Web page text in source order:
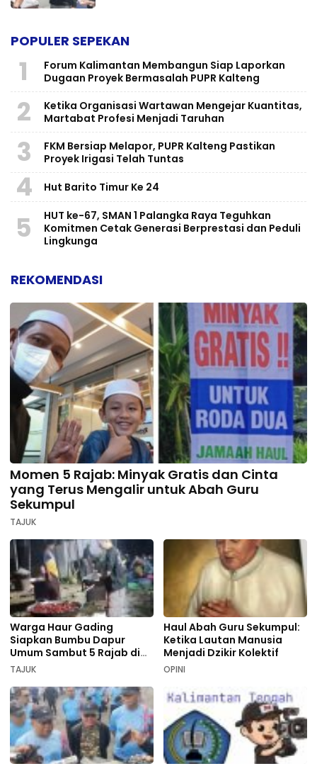
POPULER SEPEKAN
1
Forum Kalimantan Membangun Siap Laporkan
Dugaan Proyek Bermasalah PUPR Kalteng
2
Ketika Organisasi Wartawan Mengejar Kuantitas,
Martabat Profesi Menjadi Taruhan
3
FKM Bersiap Melapor, PUPR Kalteng Pastikan
Proyek Irigasi Telah Tuntas
4 Hut Barito Timur Ke 24
5
HUT ke-67, SMAN 1 Palangka Raya Teguhkan
Komitmen Cetak Generasi Berprestasi dan Peduli
Lingkunga
REKOMENDASI
Momen 5 Rajab: Minyak Gratis dan Cinta
yang Terus Mengalir untuk Abah Guru
Sekumpul
TAJUK
Warga Haur Gading
Siapkan Bumbu Dapur
Umum Sambut 5 Rajab di
Sekumpul
TAJUK
Haul Abah Guru Sekumpul:
Ketika Lautan Manusia
Menjadi Dzikir Kolektif
OPINI